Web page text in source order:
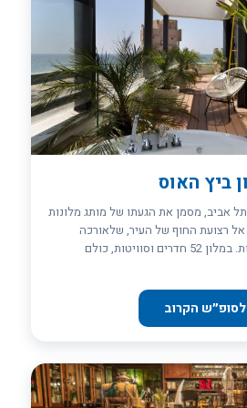
של תיאטרון, ומעליו פסלי
בזה העת מתוך הצגה. בחדרי המלון
דמויות שונות ואת רוח
ביץ האוס
אביב, מסמן את הגעתו של מותג מלונות
אל רצועת החוף של העיר, שלאורכה
נפרשות רשתות המלונות הגדולות. במלון 52 חדרים וסוויטות, כולם
שמש מרווחות ומפנקות. המלון ממוקם
הקרוב